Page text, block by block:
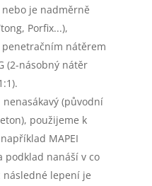
je nadměrně
Porfix...),
nátěrem
(2-násobný nátěr
(původní
použijeme k
MAPEI
podklad nanáší v co
lepení je